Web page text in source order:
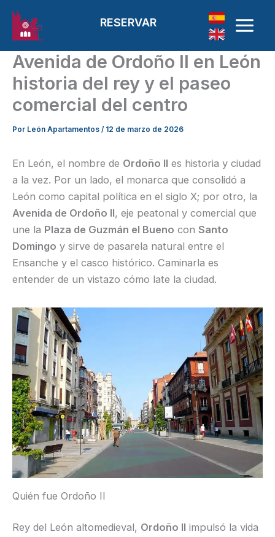
Ir al contenido
RESERVAR
Avenida de Ordoño II en León
historia del rey y el paseo
comercial del centro
Por León Apartamentos / 12 de marzo de 2026
En León, el nombre de Ordoño II es historia y ciudad
a la vez. Por un lado, el monarca que consolidó a
León como capital política en el siglo X; por otro, la
Avenida de Ordoño II, eje peatonal y comercial que
une la Plaza de Guzmán el Bueno con Santo
Domingo y sirve de pasarela natural entre el
Ensanche y el casco histórico. Caminarla es
entender de un vistazo cómo late la ciudad.
Quién fue Ordoño II
Rey del León altomedieval, Ordoño II impulsó la vida